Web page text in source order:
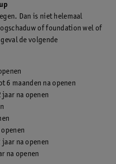
Dan is niet helemaal
of foundation wel of
de volgende
6 maanden na openen
na openen
na openen
na openen